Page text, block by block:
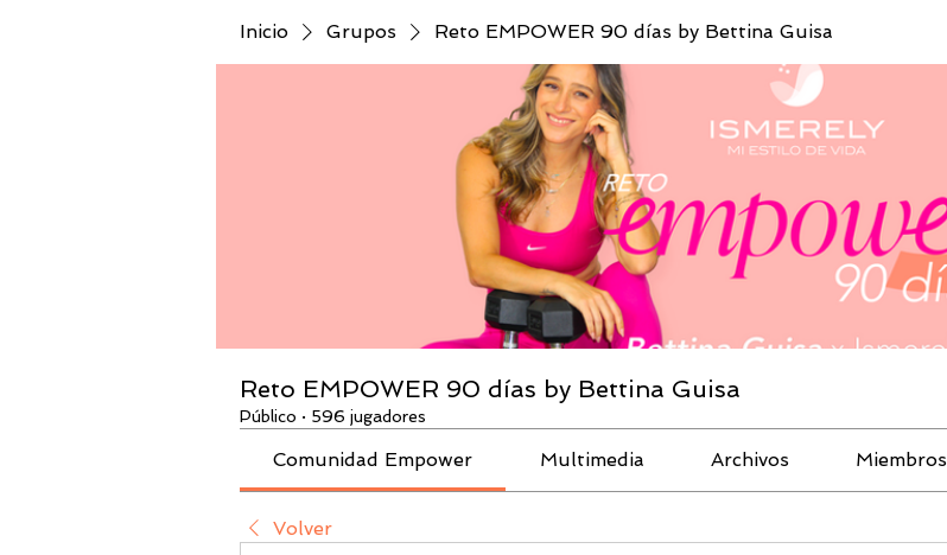
Inicio Grupos Reto EMPOWER 90 días by Bettina Guisa
Reto EMPOWER 90 días by Bettina Guisa
Público · 596 jugadores
Comunidad Empower Multimedia Archivos Miembros
Volver